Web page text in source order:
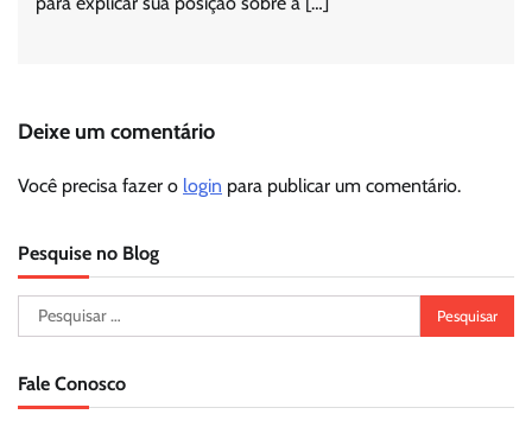
Deixe um comentário
Você precisa fazer o login para publicar um comentário.
Pesquise no Blog
Pesquisar
por:
Fale Conosco